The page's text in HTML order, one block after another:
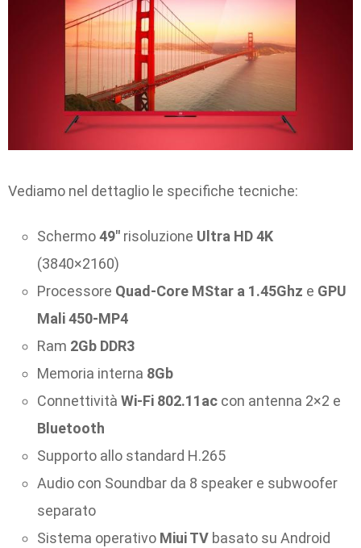
Vediamo nel dettaglio le specifiche tecniche:
Schermo49″ risoluzione Ultra HD 4K
(3840×2160)
Processore Quad-Core MStar a 1.45Ghz e GPU
Mali 450-MP4
Ram 2Gb DDR3
Memoria interna 8Gb
Connettività Wi-Fi 802.11ac con antenna 2×2 e
Bluetooth
Supporto allo standard H.265
Audio con Soundbar da 8 speaker e subwoofer
separato
Sistema operativo Miui TV basato su Android